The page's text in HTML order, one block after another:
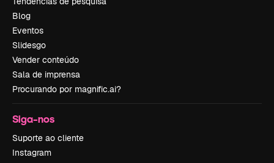
Blog
Eventos
Slidesgo
Vender conteúdo
Sala de imprensa
Procurando por magnific.ai?
Siga-nos
Suporte ao cliente
Instagram